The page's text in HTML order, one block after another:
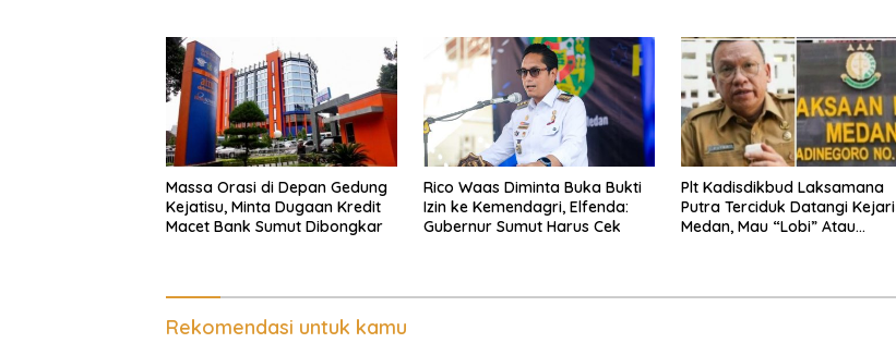
Massa Orasi di Depan Gedung
Kejatisu, Minta Dugaan Kredit
Macet Bank Sumut Dibongkar
Rico Waas Diminta Buka Bukti
Izin ke Kemendagri, Elfenda:
Gubernur Sumut Harus Cek
Plt Kadisdikbud Laksamana
Putra Terciduk Datangi Kejari
Medan, Mau “Lobi” Atau
Rekomendasi untuk kamu